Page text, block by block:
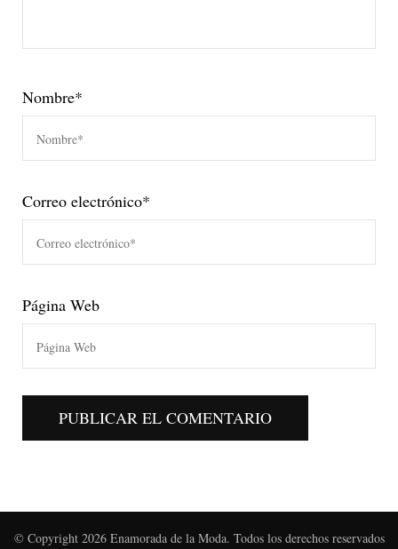
Nombre*
Correo electrónico*
Página Web
© Copyright 2026 Enamorada de la Moda. Todos los derechos reservados